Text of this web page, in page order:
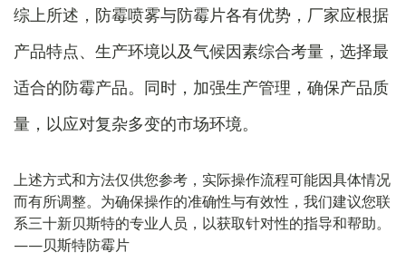
综上所述，防霉喷雾与防霉片各有优势，厂家应根据
产品特点、生产环境以及气候因素综合考量，选择最
适合的防霉产品。同时，加强生产管理，确保产品质
量，以应对复杂多变的市场环境。
上述方式和方法仅供您参考，实际操作流程可能因具体情况
而有所调整。为确保操作的准确性与有效性，我们建议您联
系三十新贝斯特的专业人员，以获取针对性的指导和帮助。
——贝斯特防霉片